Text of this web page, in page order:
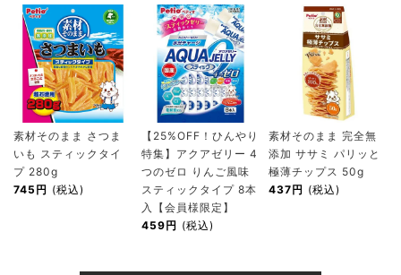
素材そのまま さつま
いも スティックタイ
プ 280g
745円 (税込)
【25%OFF！ひんやり
特集】アクアゼリー 4
つのゼロ りんご風味
スティックタイプ 8本
入【会員様限定】
459円 (税込)
素材そのまま 完全無
添加 ササミ パリッと
極薄チップス 50g
437円 (税込)